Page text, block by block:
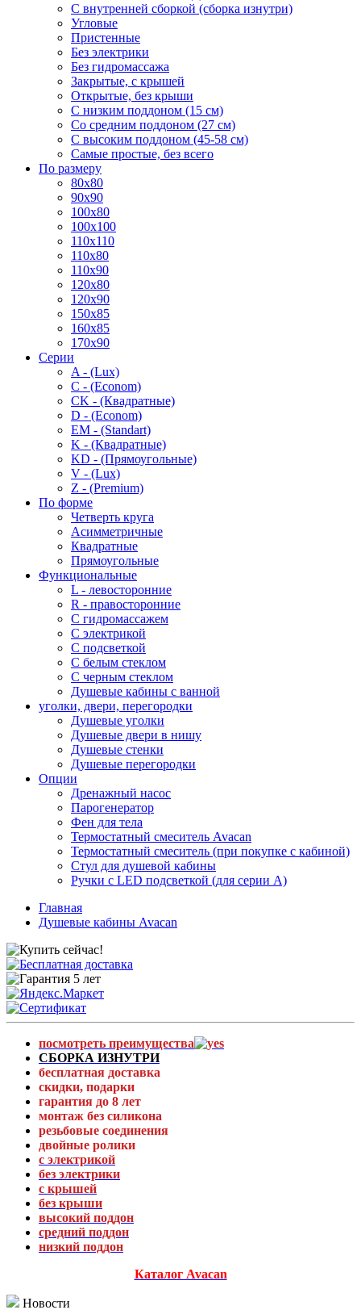
С внутренней сборкой (сборка изнутри)
Угловые
Пристенные
Без электрики
Без гидромассажа
Закрытые, с крышей
Открытые, без крыши
С низким поддоном (15 см)
Со средним поддоном (27 см)
С высоким поддоном (45-58 см)
Самые простые, без всего
По размеру
80x80
90x90
100x80
100x100
110x110
110x80
110x90
120x80
120x90
150x85
160x85
170x90
Серии
A - (Lux)
C - (Econom)
CK - (Квадратные)
D - (Econom)
EM - (Standart)
K - (Квадратные)
KD - (Прямоугольные)
V - (Lux)
Z - (Premium)
По форме
Четверть круга
Асимметричные
Квадратные
Прямоугольные
Функциональные
L - левосторонние
R - правосторонние
С гидромассажем
С электрикой
С подсветкой
С белым стеклом
С черным стеклом
Душевые кабины с ванной
уголки, двери, перегородки
Душевые уголки
Душевые двери в нишу
Душевые стенки
Душевые перегородки
Опции
Дренажный насос
Парогенератор
Фен для тела
Термостатный смеситель Avacan
Термостатный смеситель (при покупке с кабиной)
Стул для душевой кабины
Ручки с LED подсветкой (для серии A)
Главная
Душевые кабины Avacan
посмотреть преимущества
СБОРКА ИЗНУТРИ
бесплатная доставка
скидки, подарки
гарантия до 8 лет
монтаж без силикона
резьбовые соединения
двойные ролики
с электрикой
без электрики
с крышей
без крыши
высокий поддон
средний поддон
низкий поддон
Каталог Avacan
Новости